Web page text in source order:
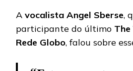
A vocalista Angel Sberse,
participante do último
Rede Globo, falou sobre